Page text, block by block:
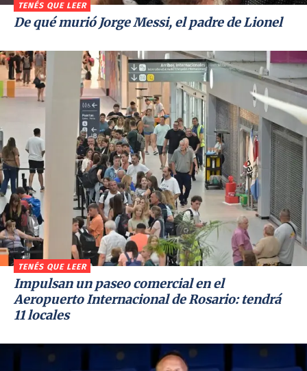
TENÉS QUE LEER
De qué murió Jorge Messi, el padre de Lionel
TENÉS QUE LEER
Impulsan un paseo comercial en el
Aeropuerto Internacional de Rosario: tendrá
11 locales